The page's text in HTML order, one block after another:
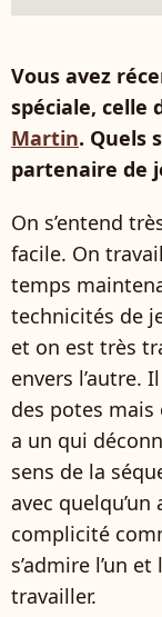
Vous avez
spéciale, celle
Martin. Quels
partenaire de
On s’entend
facile. On
temps
technicités de
et on est très
envers l’autre.
des potes mais
a un qui
sens de la
avec
complicité
s’admire l’un
travailler.